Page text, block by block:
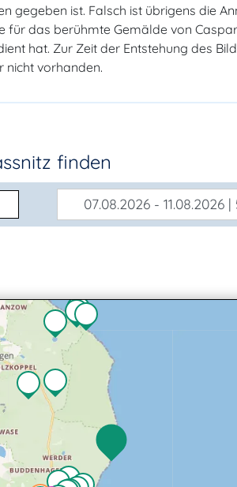
gegeben ist. Falsch ist übrigens die
für das berühmte Gemälde von
hat. Zur Zeit der Entstehung des
nicht vorhanden.
finden
07.08.2026 - 11.08.2026